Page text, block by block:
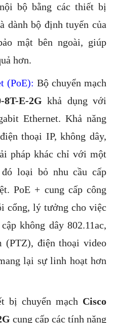
bộ bằng các thiết bị
dành bộ định tuyến của
mật bên ngoài, giúp
hơn.
(PoE): Bộ chuyển mạch
8T-E-2G khả dụng với
Ethernet. Khả năng
thoại IP, không dây,
pháp khác chỉ với một
loại bỏ nhu cầu cấp
PoE + cung cấp công
cổng, lý tưởng cho việc
không dây 802.11ac,
(PTZ), điện thoại video
lại sự linh hoạt hơn
bị chuyển mạch Cisco
cung cấp các tính năng